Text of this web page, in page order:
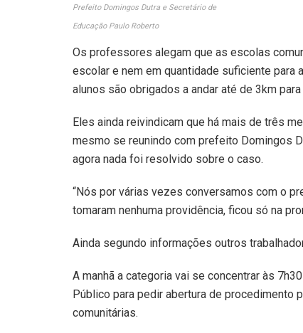
Prefeito Domingos Dutra e Secretário de
Educação Paulo Roberto
Os professores alegam que as escolas
escolar e nem em quantidade suficiente para
alunos são obrigados a andar até de 3km
Eles ainda reivindicam que há mais de três
mesmo se reunindo com prefeito Domingos
agora nada foi resolvido sobre o caso.
“Nós por várias vezes conversamos com o
tomaram nenhuma providência, ficou só na
Ainda segundo informações outros
A manhã a categoria vai se concentrar às
Público para pedir abertura de procedimento
comunitárias.